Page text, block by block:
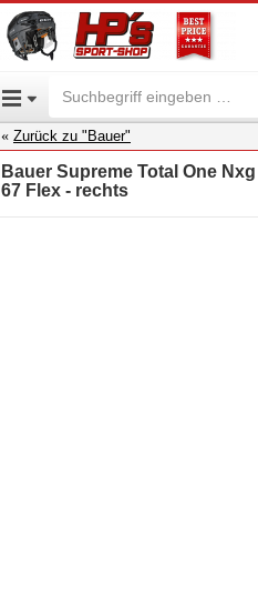
Zurück zu "Bauer"
Bauer Supreme Total One
67 Flex - rechts